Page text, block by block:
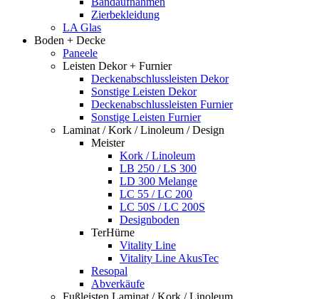
Zierbekleidung
LA Glas
Boden + Decke
Paneele
Leisten Dekor + Furnier
Deckenabschlussleisten Dekor
Sonstige Leisten Dekor
Deckenabschlussleisten Furnier
Sonstige Leisten Furnier
Laminat / Kork / Linoleum / Design
Meister
Kork / Linoleum
LB 250 / LS 300
LD 300 Melange
LC 55 / LC 200
LC 50S / LC 200S
Designboden
TerHürne
Vitality Line
Vitality Line AkusTec
Resopal
Abverkäufe